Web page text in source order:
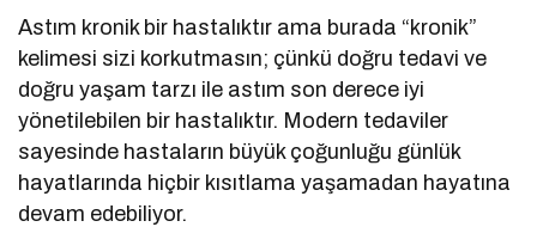
Astım kronik bir hastalıktır ama burada “kronik”
kelimesi sizi korkutmasın; çünkü doğru tedavi ve
doğru yaşam tarzı ile astım son derece iyi
yönetilebilen bir hastalıktır. Modern tedaviler
sayesinde hastaların büyük çoğunluğu günlük
hayatlarında hiçbir kısıtlama yaşamadan hayatına
devam edebiliyor.